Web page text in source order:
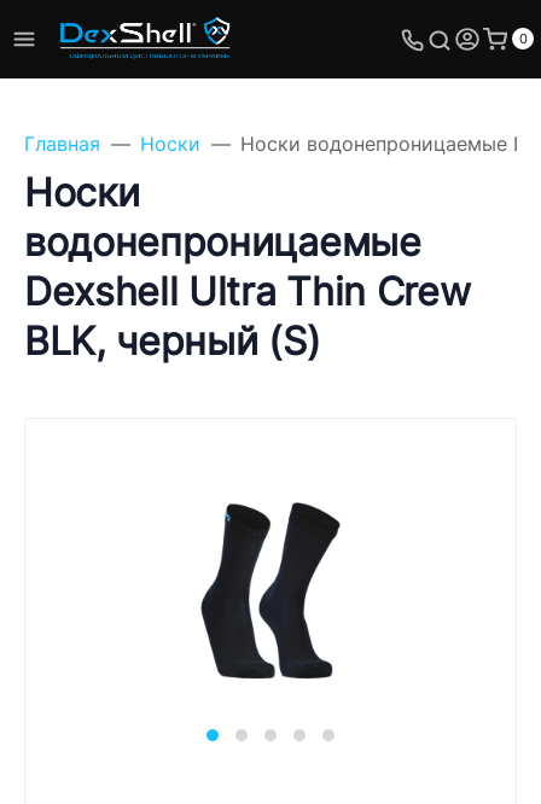
0
Главная Носки Носки водонепроницаемые
Носки
водонепроницаемые
Dexshell Ultra Thin Crew
BLK, черный (S)
Задайте свой вопрос,
мы обязательно
Имя